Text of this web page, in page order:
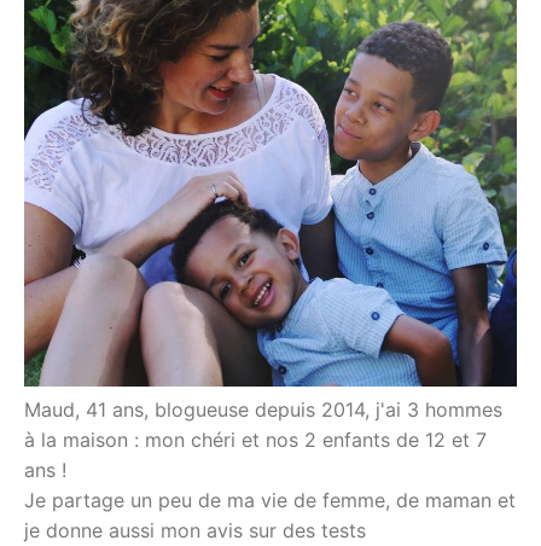
Maud, 41 ans, blogueuse depuis 2014, j'ai 3 hommes
à la maison : mon chéri et nos 2 enfants de 12 et 7
ans !
Je partage un peu de ma vie de femme, de maman et
je donne aussi mon avis sur des tests